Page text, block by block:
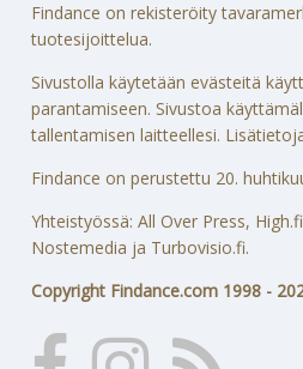
Findance on rekisteröity
tuotesijoittelua.
Sivustolla käytetään evästeitä
parantamiseen. Sivustoa
tallentamisen laitteellesi.
Findance on perustettu 20.
Yhteistyössä: All Over Press,
Nostemedia ja Turbovisio.fi.
Copyright Findance.com 1998 -